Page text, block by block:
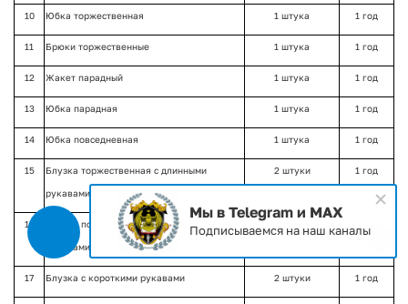
10 Юбка торжественная 1 штука 1 год
11 Брюки торжественные 1 штука 1 год
12 Жакет парадный 1 штука 1 год
13 Юбка парадная 1 штука 1 год
14 Юбка повседневная 1 штука 1 год
15 Блузка торжественная с длинными
рукавами
2 штуки 1 год
16 Блузка повседневная с длинными
рукавами
17 Блузка с короткими рукавами 2 штуки 1 год
Мы в Telegram и MAX
Подписываемся на наш каналы